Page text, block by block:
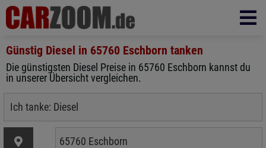
Günstig Diesel in 65760 Eschborn tanken
Die günstigsten Diesel Preise in 65760 Eschborn kannst du
in unserer Übersicht vergleichen.